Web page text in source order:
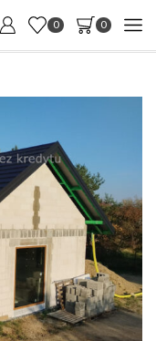
0 0